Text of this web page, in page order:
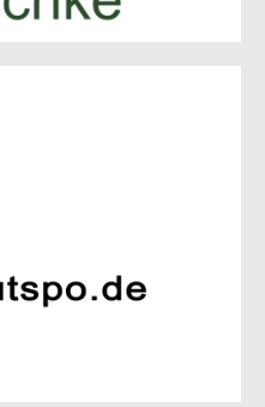
GmbH
23